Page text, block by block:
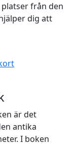
från den
dig att
är det
antika
I boken